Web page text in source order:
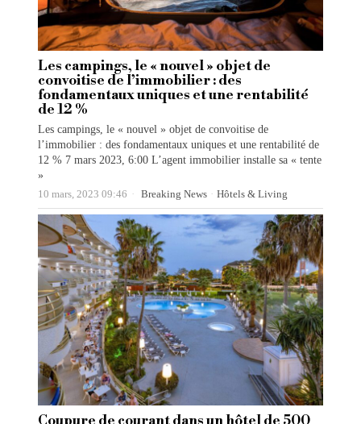
Les campings, le « nouvel » objet de
convoitise de l’immobilier : des
fondamentaux uniques et une rentabilité
de 12 %
Les campings, le « nouvel » objet de convoitise de
l’immobilier : des fondamentaux uniques et une rentabilité de
12 % 7 mars 2023, 6:00 L’agent immobilier installe sa « tente
»
10 mars, 2023 09:46 Breaking News · Hôtels & Living